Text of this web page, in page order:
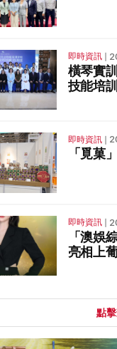
即時資訊❘
橫琴實
技能培
即時資訊❘
「覓菓
即時資訊❘
「澳娛
亮相上
點